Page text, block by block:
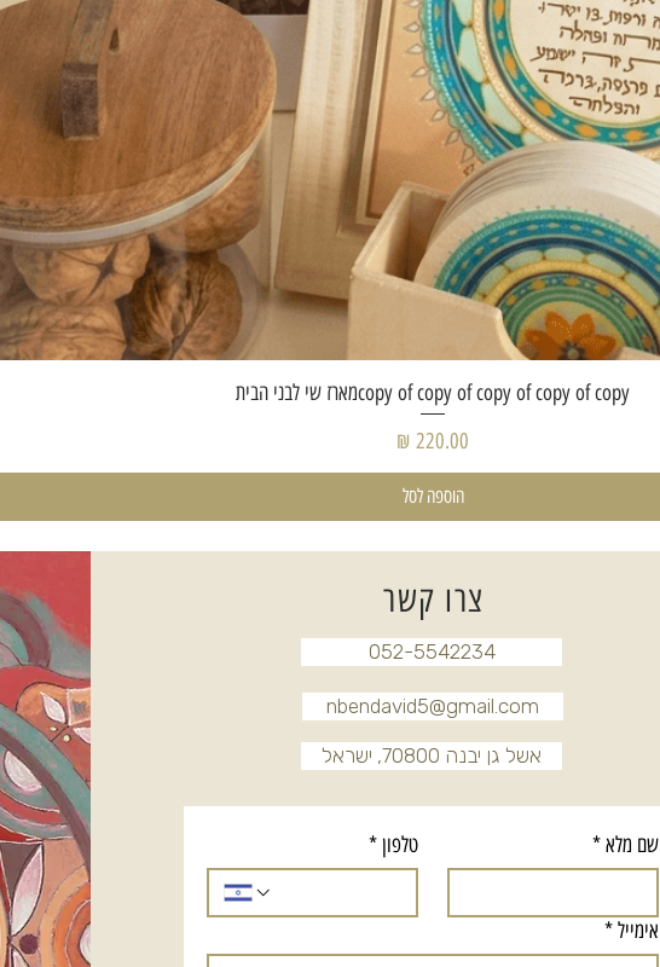
תצוגה מהירה
copy of copy of copy of copy of copyמארז שי לבני הבית
מחיר
הוספה לסל
צרו קשר
052-5542234
nbendavid5@gmail.com
אשל גן יבנה 70800, ישראל
שם מלא* טלפון *
אימייל*